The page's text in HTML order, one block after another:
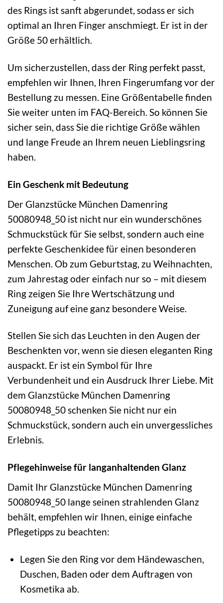
des Rings ist sanft abgerundet, sodass er sich
optimal an Ihren Finger anschmiegt. Er ist in der
Größe 50 erhältlich.
Um sicherzustellen, dass der Ring perfekt passt,
empfehlen wir Ihnen, Ihren Fingerumfang vor der
Bestellung zu messen. Eine Größentabelle finden
Sie weiter unten im FAQ-Bereich. So können Sie
sicher sein, dass Sie die richtige Größe wählen
und lange Freude an Ihrem neuen Lieblingsring
haben.
Ein Geschenk mit Bedeutung
Der Glanzstücke München Damenring
50080948_50 ist nicht nur ein wunderschönes
Schmuckstück für Sie selbst, sondern auch eine
perfekte Geschenkidee für einen besonderen
Menschen. Ob zum Geburtstag, zu Weihnachten,
zum Jahrestag oder einfach nur so – mit diesem
Ring zeigen Sie Ihre Wertschätzung und
Zuneigung auf eine ganz besondere Weise.
Stellen Sie sich das Leuchten in den Augen der
Beschenkten vor, wenn sie diesen eleganten Ring
auspackt. Er ist ein Symbol für Ihre
Verbundenheit und ein Ausdruck Ihrer Liebe. Mit
dem Glanzstücke München Damenring
50080948_50 schenken Sie nicht nur ein
Schmuckstück, sondern auch ein unvergessliches
Erlebnis.
Pflegehinweise für langanhaltenden Glanz
Damit Ihr Glanzstücke München Damenring
50080948_50 lange seinen strahlenden Glanz
behält, empfehlen wir Ihnen, einige einfache
Pflegetipps zu beachten:
Legen Sie den Ring vor dem Händewaschen,
Duschen, Baden oder dem Auftragen von
Kosmetika ab.